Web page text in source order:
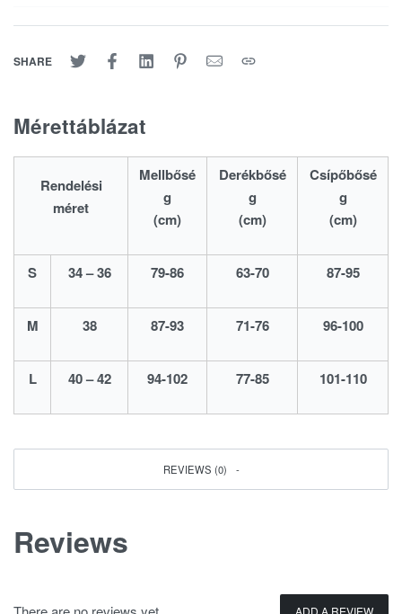
SHARE
Mérettáblázat
Rendelési
méret
Mellbősé
g
(cm)
Derékbősé
g
(cm)
Csípőbősé
g
(cm)
S 34 – 36 79-86 63-70 87-95
M 38 87-93 71-76 96-100
L 40 – 42 94-102 77-85 101-110
REVIEWS (0)
Reviews
ADD A REVIEW